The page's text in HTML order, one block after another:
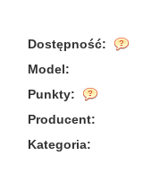
Dostępność:
Model:
Punkty:
Producent:
Kategoria: